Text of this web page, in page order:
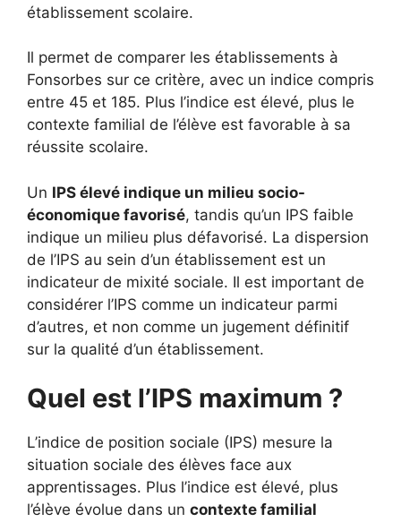
établissement scolaire.
Il permet de comparer les établissements à
Fonsorbes sur ce critère, avec un indice compris
entre 45 et 185. Plus l’indice est élevé, plus le
contexte familial de l’élève est favorable à sa
réussite scolaire.
Un IPS élevé indique un milieu socio-
économique favorisé, tandis qu’un IPS faible
indique un milieu plus défavorisé. La dispersion
de l’IPS au sein d’un établissement est un
indicateur de mixité sociale. Il est important de
considérer l’IPS comme un indicateur parmi
d’autres, et non comme un jugement définitif
sur la qualité d’un établissement.
Quel est l’IPS maximum ?
L’indice de position sociale (IPS) mesure la
situation sociale des élèves face aux
apprentissages. Plus l’indice est élevé, plus
l’élève évolue dans un contexte familial